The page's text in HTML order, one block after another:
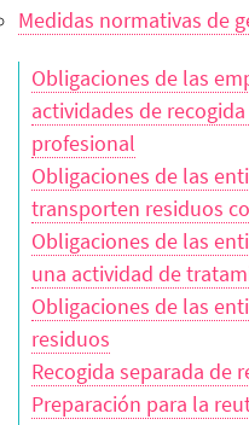
Medidas normativas de
Obligaciones de las
actividades de
profesional
Obligaciones de las
transporten residuos
Obligaciones de las
una actividad de
Obligaciones de las
residuos
Recogida separada de
Preparación para la